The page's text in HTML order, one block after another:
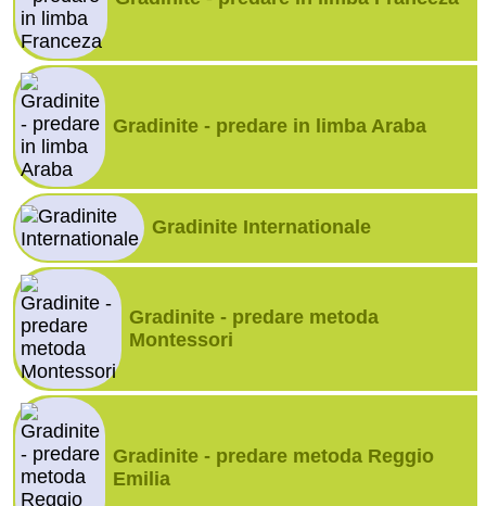
Gradinite - predare in limba Araba
Gradinite Internationale
Gradinite - predare metoda
Montessori
Gradinite - predare metoda Reggio
Emilia